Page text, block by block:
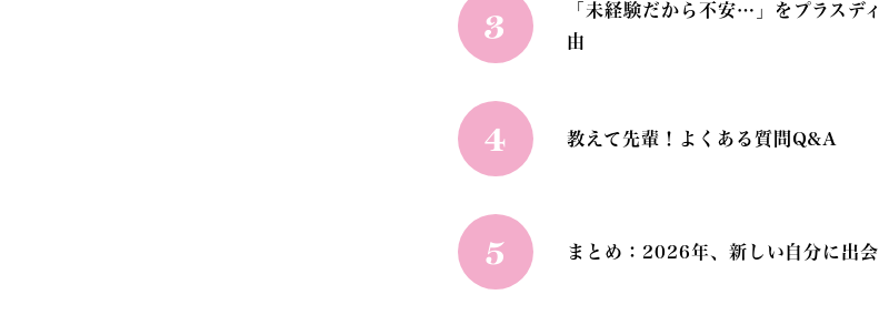
3
「未経験だから不安…」をプラスデ
由
4 教えて先輩！よくある質問Q&A
5 まとめ：2026年、新しい自分に出